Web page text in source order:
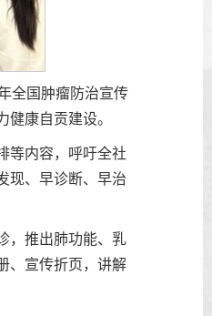
全国肿瘤防治宣传
康自贡建设。
等内容，呼吁全社
现、早诊断、早治
，推出肺功能、乳
、宣传折页，讲解